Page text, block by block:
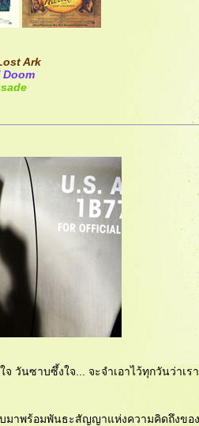
Ark
Doom
วันซาบซึ้งใจ... จะจำเอาไว้ทุกวันว่าเ
บมาพร้อมพันธะสัญญาแห่งความคิดถึงขอ